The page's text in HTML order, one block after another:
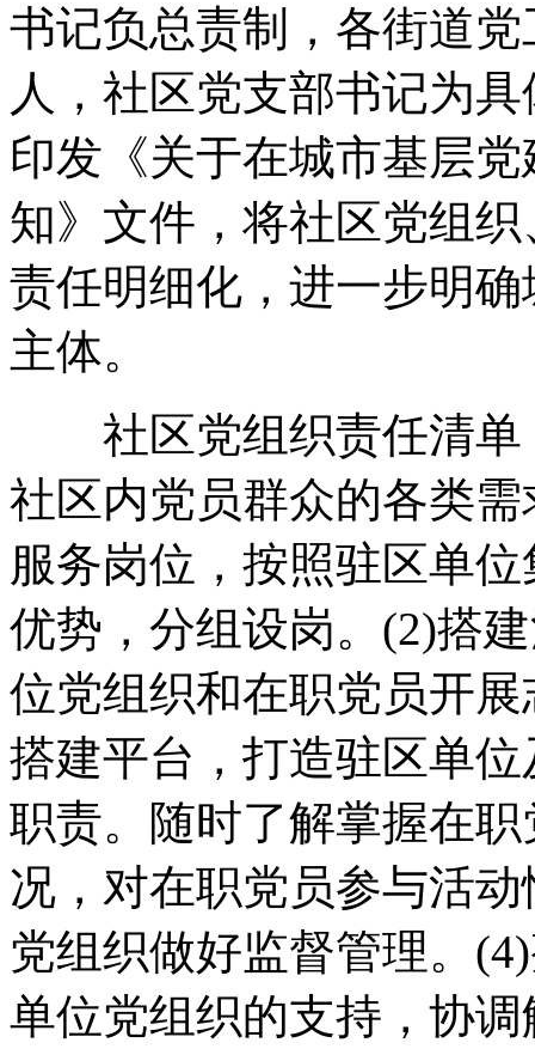
书记负总责制，各街道
人，社区党支部书记为
印发《关于在城市基层
知》文件，将社区党组
责任明细化，进一步明
主体。
社区党组织责任清单
社区内党员群众的各类
服务岗位，按照驻区单
优势，分组设岗。(2)搭
位党组织和在职党员开
搭建平台，打造驻区单
职责。随时了解掌握在
况，对在职党员参与活
党组织做好监督管理。
单位党组织的支持，协